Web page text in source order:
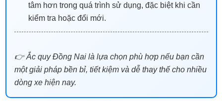
tâm hơn trong quá trình sử dụng, đặc biệt khi cần
kiểm tra hoặc đổi mới.
👉 Ắc quy Đồng Nai là lựa chọn phù hợp nếu bạn cần
một giải pháp bền bỉ, tiết kiệm và dễ thay thế cho nhiều
dòng xe hiện nay.